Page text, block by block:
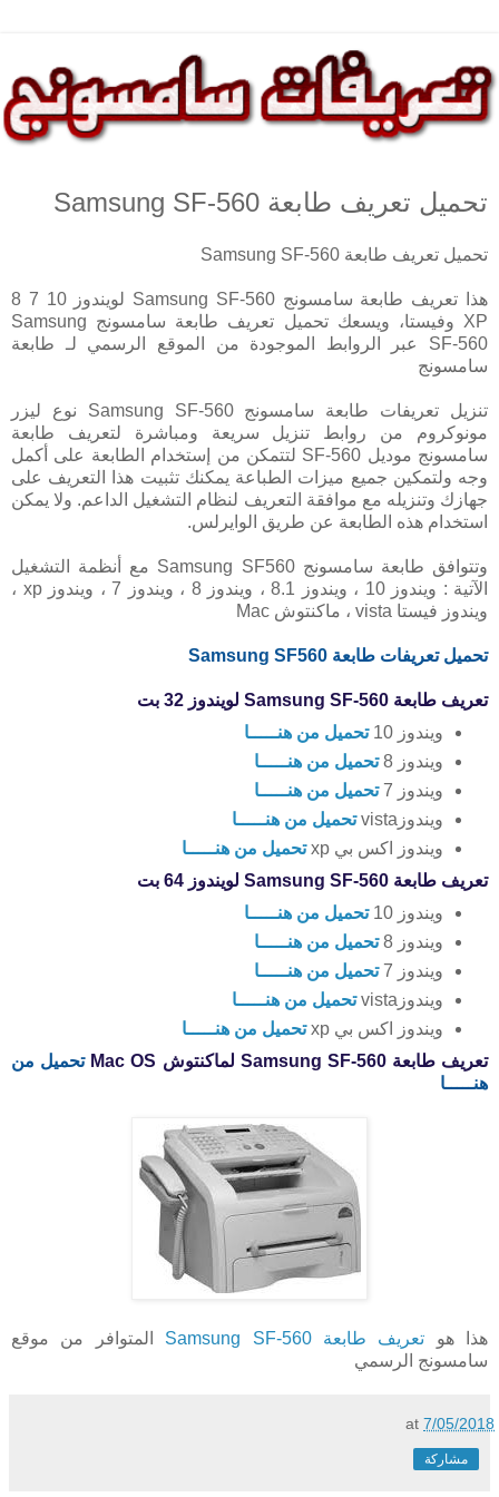
تحميل تعريف طابعة Samsung SF-560
تحميل تعريف طابعة Samsung SF-560
هذا تعريف طابعة سامسونج Samsung SF-560 لويندوز 10 7 8
XP وفيستا، ويسعك تحميل تعريف طابعة سامسونج Samsung
SF-560 عبر الروابط الموجودة من الموقع الرسمي لـ طابعة
سامسونج
تنزيل تعريفات طابعة سامسونج Samsung SF-560 نوع ليزر
مونوكروم من روابط تنزيل سريعة ومباشرة لتعريف طابعة
سامسونج موديل SF-560 لتتمكن من إستخدام الطابعة على أكمل
وجه ولتمكين جميع ميزات الطباعة يمكنك تثبيت هذا التعريف على
جهازك وتنزيله مع موافقة التعريف لنظام التشغيل الداعم. ولا يمكن
استخدام هذه الطابعة عن طريق الوايرلس.
وتتوافق طابعة سامسونج Samsung SF560 مع أنظمة التشغيل
الآتية : ويندوز 10 ، ويندوز 8.1 ، ويندوز 8 ، ويندوز 7 ، ويندوز xp ،
ويندوز فيستا vista ، ماكنتوش Mac
تحميل تعريفات طابعة Samsung SF560
تعريف طابعة Samsung SF-560 لويندوز 32 بت
ويندوز 10
تحميل من هنـــــا
ويندوز 8
تحميل من هنـــــا
ويندوز 7
تحميل من هنـــــا
ويندوزvista
تحميل من هنـــــا
ويندوز اكس بي xp
تحميل من هنـــــا
تعريف طابعة Samsung SF-560 لويندوز 64 بت
ويندوز 10
تحميل من هنـــــا
ويندوز 8
تحميل من هنـــــا
ويندوز 7
تحميل من هنـــــا
ويندوزvista
تحميل من هنـــــا
ويندوز اكس بي xp
تحميل من هنـــــا
تعريف طابعة Samsung SF-560 لماكنتوش Mac OS
تحميل من
هنـــــا
هذا هو تعريف طابعة Samsung SF-560
المتوافر من موقع
سامسونج الرسمي
at7/05/2018
مشاركة